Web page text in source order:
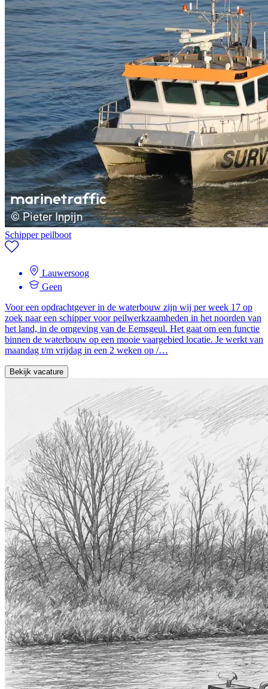
Schipper peilboot
Lauwersoog
Geen
Voor een opdrachtgever in de waterbouw zijn wij per week 17 op
zoek naar een schipper voor peilwerkzaamheden in het noorden van
het land, in de omgeving van de Eemsgeul. Het gaat om een functie
binnen de waterbouw op een mooie vaargebied locatie. Je werkt van
maandag t/m vrijdag in een 2 weken op /…
Bekijk vacature